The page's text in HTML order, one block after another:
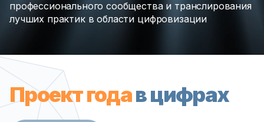
профессионального сообщества и транслирования
лучших практик в области цифровизации
Проект годав цифрах